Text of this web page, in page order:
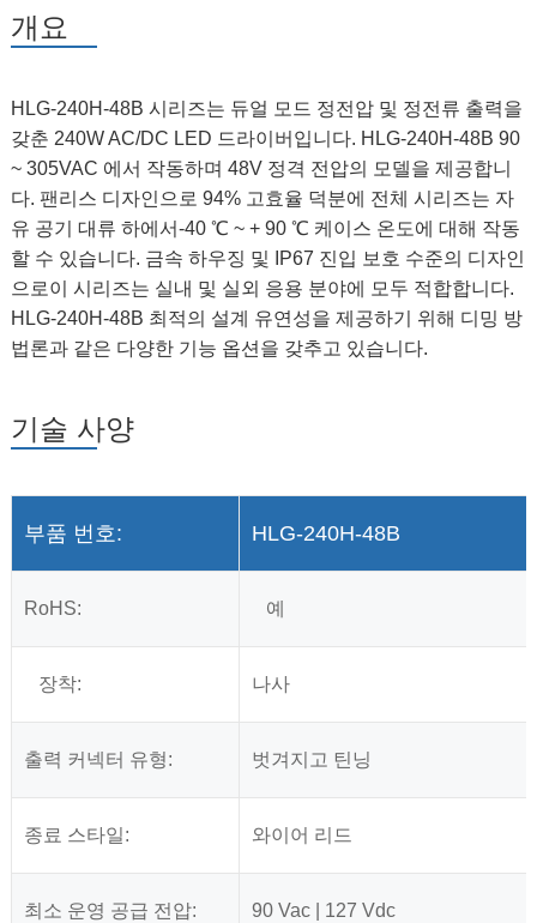
개요
HLG-240H-48B 시리즈는 듀얼 모드 정전압 및 정전류 출력을
갖춘 240W AC/DC LED 드라이버입니다. HLG-240H-48B 90
~ 305VAC 에서 작동하며 48V 정격 전압의 모델을 제공합니
다. 팬리스 디자인으로 94% 고효율 덕분에 전체 시리즈는 자
유 공기 대류 하에서-40 ℃ ~ + 90 ℃ 케이스 온도에 대해 작동
할 수 있습니다. 금속 하우징 및 IP67 진입 보호 수준의 디자인
으로이 시리즈는 실내 및 실외 응용 분야에 모두 적합합니다.
HLG-240H-48B 최적의 설계 유연성을 제공하기 위해 디밍 방
법론과 같은 다양한 기능 옵션을 갖추고 있습니다.
기술 사양
부품 번호: HLG-240H-48B
RoHS: 예
장착: 나사
출력 커넥터 유형: 벗겨지고 틴닝
종료 스타일: 와이어 리드
최소 운영 공급 전압: 90 Vac | 127 Vdc